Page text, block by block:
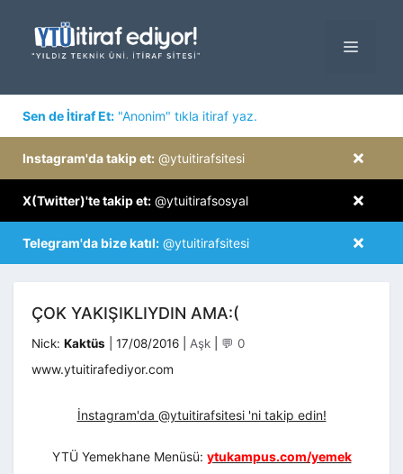
MENÜ
Sen de İtiraf Et: "Anonim" tıkla itiraf yaz.
×
Instagram'da takip et: @ytuitirafsitesi
×
X(Twitter)'te takip et: @ytuitirafsosyal
×
Telegram'da bize katıl: @ytuitirafsitesi
ÇOK YAKIŞIKLIYDIN AMA:(
Nick: Kaktüs 17/08/2016 Kategoriler
Aşk 💬 0
www.ytuitirafediyor.com
İnstagram'da @ytuitirafsitesi 'ni takip edin!
YTÜ Yemekhane Menüsü: ytukampus.com/yemek